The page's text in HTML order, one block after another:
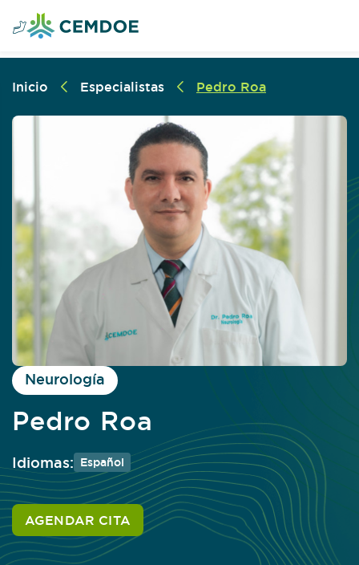
Inicio Especialistas Pedro Roa
Neurología
Pedro Roa
Idiomas: Español
AGENDAR CITA